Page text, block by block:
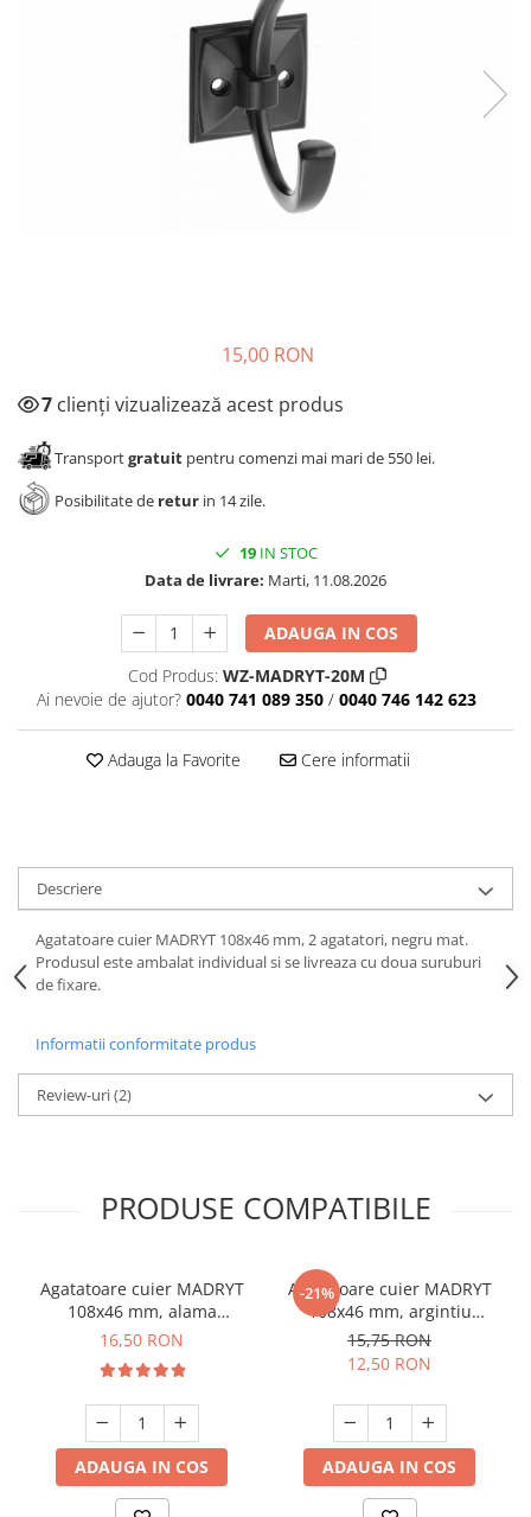
Solutii de curatat & adezivi
Alte accesorii mobila
15,00 RON
7 clienți vizualizează acest produs
Transportgratuit pentru comenzi mai mari de 550 lei.
Posibilitate de retur in 14 zile.
19IN STOC
Data de livrare: Marti, 11.08.2026
ADAUGA IN COS
Cod Produs: WZ-MADRYT-20M
Ai nevoie de ajutor? 0040 741 089 350 / 0040 746 142 623
Adauga la Favorite Cere informatii
Descriere
Agatatoare cuier MADRYT 108x46 mm, 2 agatatori, negru mat.
Produsul este ambalat individual si se livreaza cu doua suruburi
de fixare.
Informatii conformitate produs
Review-uri(2)
PRODUSE COMPATIBILE
Agatatoare cuier MADRYT
108x46 mm, alama
antichizata
16,50 RON
ADAUGA IN COS
-21%
Agatatoare cuier MADRYT
108x46 mm, argintiu
antichizat
15,75 RON
12,50 RON
ADAUGA IN COS